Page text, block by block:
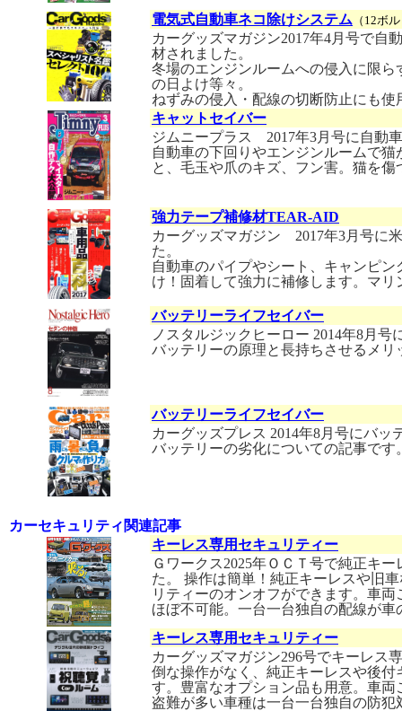
電気式自動車ネコ除けシステム （12ボ
カーグッズマガジン2017年4月号で自
材されました。
冬場のエンジンルームへの侵入に限
の日よけ等々。
ねずみの侵入・配線の切断防止にも使
キャットセイバー
ジムニープラス 2017年3月号に自動
自動車の下回りやエンジンルームで
と、毛玉や爪のキズ、フン害。猫を
強力テープ補修材TEAR-AID
カーグッズマガジン 2017年3月号に
た。
自動車のパイプやシート、キャンピ
け！固着して強力に補修します。マ
バッテリーライフセイバー
ノスタルジックヒーロー 2014年8月
バッテリーの原理と長持ちさせるメ
バッテリーライフセイバー
カーグッズプレス 2014年8月号にバ
バッテリーの劣化についての記事です
カーセキュリティ関連記事
キーレス専用セキュリティー
Ｇワークス2025年ＯＣＴ号で純正キ
た。 操作は簡単！純正キーレスや旧
リティーのオンオフができます。車
ほぼ不可能。一台一台独自の配線が車
キーレス専用セキュリティー
カーグッズマガジン296号でキーレス
倒な操作がなく、純正キーレスや後
す。豊富なオプション品も用意。車
盗難が多い車種は一台一台独自の防犯